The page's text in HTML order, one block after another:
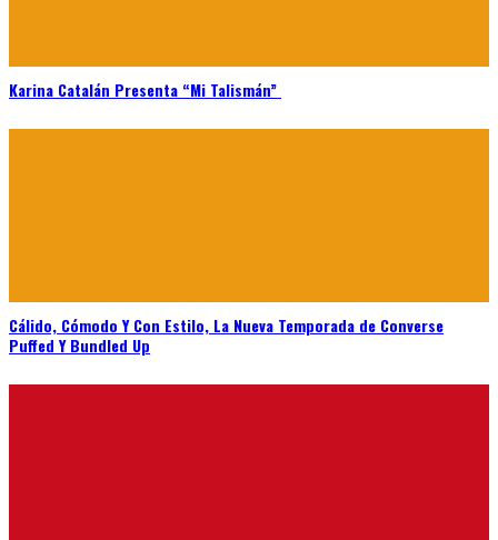
Karina Catalán Presenta “Mi Talismán”
Cálido, Cómodo Y Con Estilo, La Nueva Temporada de Converse
Puffed Y Bundled Up